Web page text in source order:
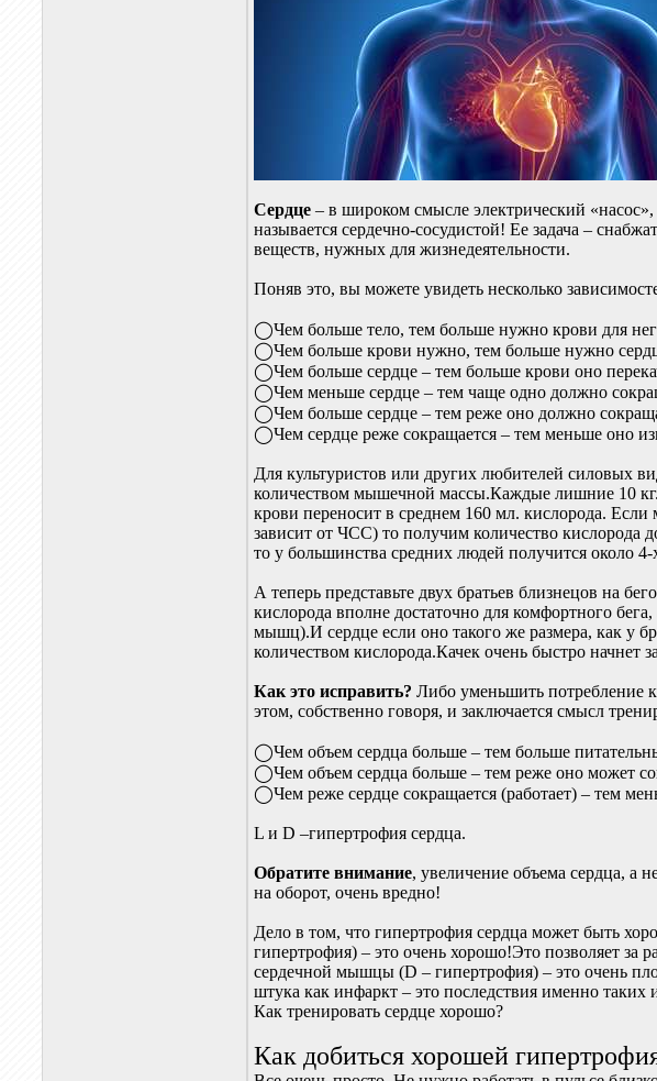
Сердце – в широком смысле электрический
называется сердечно-сосудистой! Ее задача –
веществ, нужных для жизнедеятельности.
Поняв это, вы можете увидеть несколько
◯Чем больше тело, тем больше нужно крови для
◯Чем больше крови нужно, тем больше нужно
◯Чем больше сердце – тем больше крови оно
◯Чем меньше сердце – тем чаще одно должно
◯Чем больше сердце – тем реже оно должно
◯Чем сердце реже сокращается – тем меньше оно
Для культуристов или других любителей силовых
количеством мышечной массы.Каждые лишние 10
крови переносит в среднем 160 мл. кислорода.
зависит от ЧСС) то получим количество кислорода
то у большинства средних людей получится около
А теперь представьте двух братьев близнецов на
кислорода вполне достаточно для комфортного
мышц).И сердце если оно такого же размера, как у
количеством кислорода.Качек очень быстро
Как это исправить? Либо уменьшить потребление
этом, собственно говоря, и заключается смысл
◯Чем объем сердца больше – тем больше
◯Чем объем сердца больше – тем реже оно может
◯Чем реже сердце сокращается (работает) – тем
L и D –гипертрофия сердца.
Обратите внимание, увеличение объема сердца, а
на оборот, очень вредно!
Дело в том, что гипертрофия сердца может быть
гипертрофия) – это очень хорошо!Это позволяет за
сердечной мышцы (D – гипертрофия) – это очень
штука как инфаркт – это последствия именно таких
Как тренировать сердце хорошо?
Как добиться хорошей